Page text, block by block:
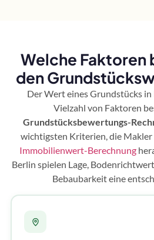
Welche Faktoren
den
Der Wert eines Grundstücks
Vielzahl von Faktoren
Grundstücksbewertungs-
wichtigsten Kriterien, die
Immobilienwert-Berechnung
Berlin spielen Lage,
Bebaubarkeit eine